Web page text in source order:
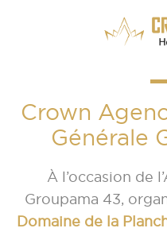
Crown
Générale
À l’occasion de
Groupama 43,
Domaine de la